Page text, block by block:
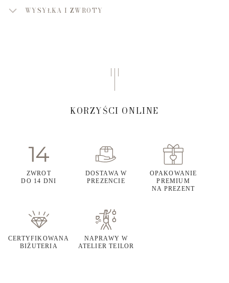
WYSYŁKA I ZWROTY
KORZYŚCI ONLINE
ZWROT
DO 14 DNI
DOSTAWA W
PREZENCIE
OPAKOWANIE
PREMIUM
NA PREZENT
CERTYFIKOWANA
BIŻUTERIA
NAPRAWY W
ATELIER TEILOR